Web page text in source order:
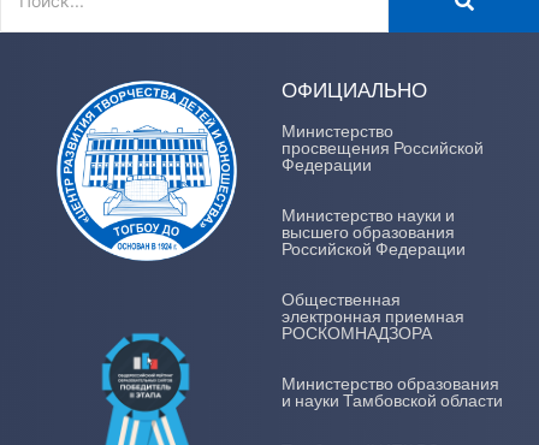
ОФИЦИАЛЬНО
Министерство
просвещения Российской
Федерации
Министерство науки и
высшего образования
Российской Федерации
Общественная
электронная приемная
РОСКОМНАДЗОРА
Министерство образования
и науки Тамбовской области